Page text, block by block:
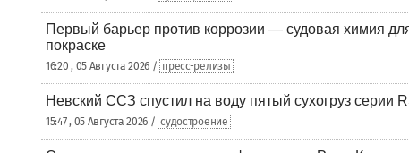
Первый барьер против коррозии — судовая химия
покраске
16:20 , 05 Августа 2026 / пресс-релизы
Невский ССЗ спустил на воду пятый сухогруз
15:47 , 05 Августа 2026 / судостроение